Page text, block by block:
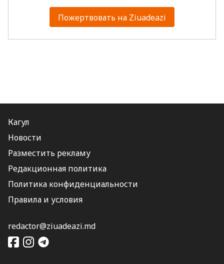
Пожертвовать на Ziuadeazi
Кагул
Новости
Разместить рекламу
Редакционная политика
Политика конфиденциальности
Правила и условия
redactor@ziuadeazi.md